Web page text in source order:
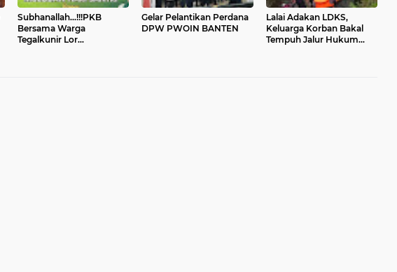
Subhanallah...!!!PKB
Bersama Warga
Tegalkunir Lor
Gelar Pelantikan Perdana
DPW PWOIN BANTEN
Lalai Adakan LDKS,
Keluarga Korban Bakal
Tempuh Jalur Hukum